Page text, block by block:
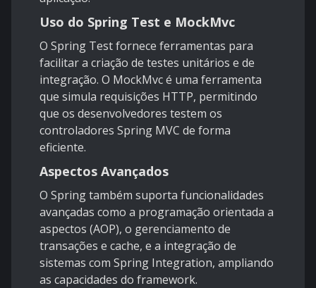
Uso do Spring Test e MockMvc
O Spring Test fornece ferramentas para
facilitar a criação de testes unitários e de
integração. O MockMvc é uma ferramenta
que simula requisições HTTP, permitindo
que os desenvolvedores testem os
controladores Spring MVC de forma
eficiente.
Aspectos Avançados
O Spring também suporta funcionalidades
avançadas como a programação orientada a
aspectos (AOP), o gerenciamento de
transações e cache, e a integração de
sistemas com Spring Integration, ampliando
as capacidades do framework.